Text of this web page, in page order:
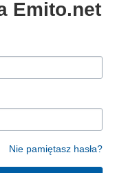
Emito.net
Nie pamiętasz hasła?